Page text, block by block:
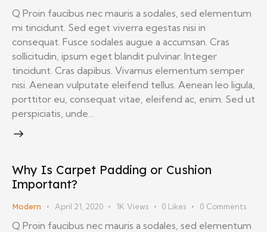
Q Proin faucibus nec mauris a sodales, sed elementum
mi tincidunt. Sed eget viverra egestas nisi in
consequat. Fusce sodales augue a accumsan. Cras
sollicitudin, ipsum eget blandit pulvinar. Integer
tincidunt. Cras dapibus. Vivamus elementum semper
nisi. Aenean vulputate eleifend tellus. Aenean leo ligula,
porttitor eu, consequat vitae, eleifend ac, enim. Sed ut
perspiciatis, unde…
Why Is Carpet Padding or Cushion
Important?
Modern April 21, 2020 1K Views 0 Likes 0 Comments
Q Proin faucibus nec mauris a sodales, sed elementum